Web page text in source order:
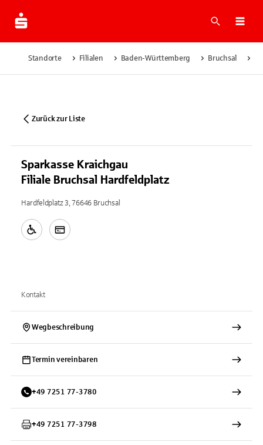
Suche
Standorte Filialen Baden-Württemberg Bruchsal
Zurück zur Liste
Sparkasse Kraichgau
Filiale Bruchsal Hardfeldplatz
Hardfeldplatz 3, 76646 Bruchsal
Kontakt
Wegbeschreibung
Termin vereinbaren
+49 7251 77-3780
+49 7251 77-3798